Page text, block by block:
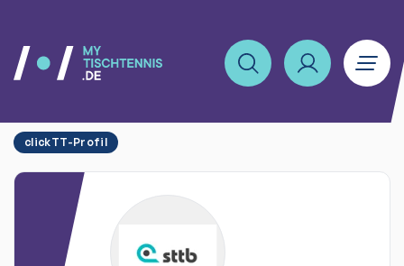
clickTT-Profil